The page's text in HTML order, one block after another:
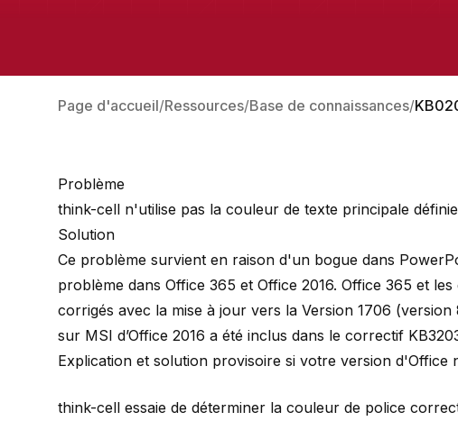
Page d'accueil Ressources Base de connaissances
Problème
think-cell n'utilise pas la couleur de texte principale
Solution
Ce problème survient en raison d'un bogue dans
problème dans Office 365 et Office 2016. Office 365 et
corrigés avec la mise à jour vers la Version 1706 (version
sur MSI d’Office 2016 a été inclus dans le correctif
Explication et solution provisoire si votre version d'Office
think-cell essaie de déterminer la couleur de police